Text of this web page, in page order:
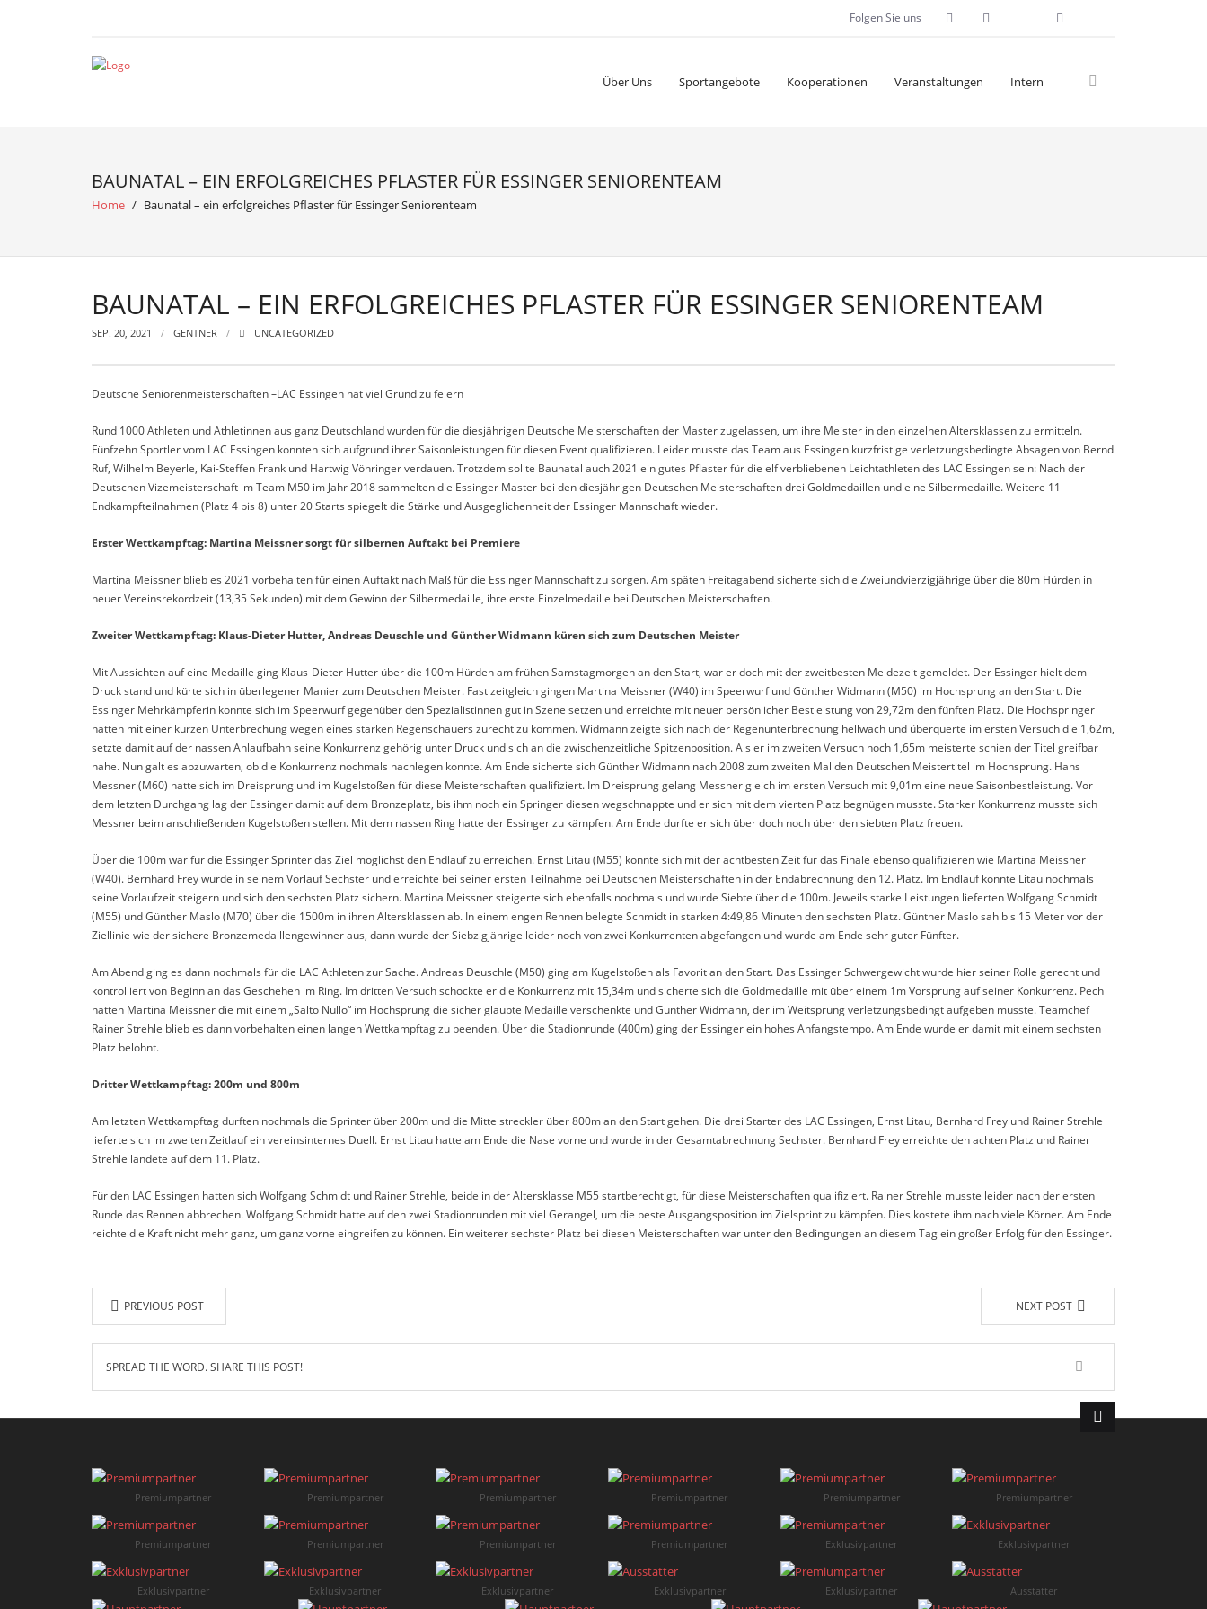
Folgen Sie uns
Über Uns Sportangebote Kooperationen Veranstaltungen Intern
BAUNATAL – EIN ERFOLGREICHES PFLASTER FÜR ESSINGER SENIORENTEAM
Home / Baunatal – ein erfolgreiches Pflaster für Essinger Seniorenteam
BAUNATAL – EIN ERFOLGREICHES PFLASTER FÜR ESSINGER SENIORENTEAM
SEP. 20, 2021 GENTNER UNCATEGORIZED
Deutsche Seniorenmeisterschaften –LAC Essingen hat viel Grund zu feiern
Rund 1000 Athleten und Athletinnen aus ganz Deutschland wurden für die diesjährigen Deutsche Meisterschaften der Master zugelassen, um ihre Meister in den einzelnen Altersklassen zu ermitteln.
Fünfzehn Sportler vom LAC Essingen konnten sich aufgrund ihrer Saisonleistungen für diesen Event qualifizieren. Leider musste das Team aus Essingen kurzfristige verletzungsbedingte Absagen von Bernd
Ruf, Wilhelm Beyerle, Kai-Steffen Frank und Hartwig Vöhringer verdauen. Trotzdem sollte Baunatal auch 2021 ein gutes Pflaster für die elf verbliebenen Leichtathleten des LAC Essingen sein: Nach der
Deutschen Vizemeisterschaft im Team M50 im Jahr 2018 sammelten die Essinger Master bei den diesjährigen Deutschen Meisterschaften drei Goldmedaillen und eine Silbermedaille. Weitere 11
Endkampfteilnahmen (Platz 4 bis 8) unter 20 Starts spiegelt die Stärke und Ausgeglichenheit der Essinger Mannschaft wieder.
Erster Wettkampftag: Martina Meissner sorgt für silbernen Auftakt bei Premiere
Martina Meissner blieb es 2021 vorbehalten für einen Auftakt nach Maß für die Essinger Mannschaft zu sorgen. Am späten Freitagabend sicherte sich die Zweiundvierzigjährige über die 80m Hürden in
neuer Vereinsrekordzeit (13,35 Sekunden) mit dem Gewinn der Silbermedaille, ihre erste Einzelmedaille bei Deutschen Meisterschaften.
Zweiter Wettkampftag: Klaus-Dieter Hutter, Andreas Deuschle und Günther Widmann küren sich zum Deutschen Meister
Mit Aussichten auf eine Medaille ging Klaus-Dieter Hutter über die 100m Hürden am frühen Samstagmorgen an den Start, war er doch mit der zweitbesten Meldezeit gemeldet. Der Essinger hielt dem
Druck stand und kürte sich in überlegener Manier zum Deutschen Meister. Fast zeitgleich gingen Martina Meissner (W40) im Speerwurf und Günther Widmann (M50) im Hochsprung an den Start. Die
Essinger Mehrkämpferin konnte sich im Speerwurf gegenüber den Spezialistinnen gut in Szene setzen und erreichte mit neuer persönlicher Bestleistung von 29,72m den fünften Platz. Die Hochspringer
hatten mit einer kurzen Unterbrechung wegen eines starken Regenschauers zurecht zu kommen. Widmann zeigte sich nach der Regenunterbrechung hellwach und überquerte im ersten Versuch die 1,62m,
setzte damit auf der nassen Anlaufbahn seine Konkurrenz gehörig unter Druck und sich an die zwischenzeitliche Spitzenposition. Als er im zweiten Versuch noch 1,65m meisterte schien der Titel greifbar
nahe. Nun galt es abzuwarten, ob die Konkurrenz nochmals nachlegen konnte. Am Ende sicherte sich Günther Widmann nach 2008 zum zweiten Mal den Deutschen Meistertitel im Hochsprung. Hans
Messner (M60) hatte sich im Dreisprung und im Kugelstoßen für diese Meisterschaften qualifiziert. Im Dreisprung gelang Messner gleich im ersten Versuch mit 9,01m eine neue Saisonbestleistung. Vor
dem letzten Durchgang lag der Essinger damit auf dem Bronzeplatz, bis ihm noch ein Springer diesen wegschnappte und er sich mit dem vierten Platz begnügen musste. Starker Konkurrenz musste sich
Messner beim anschließenden Kugelstoßen stellen. Mit dem nassen Ring hatte der Essinger zu kämpfen. Am Ende durfte er sich über doch noch über den siebten Platz freuen.
Über die 100m war für die Essinger Sprinter das Ziel möglichst den Endlauf zu erreichen. Ernst Litau (M55) konnte sich mit der achtbesten Zeit für das Finale ebenso qualifizieren wie Martina Meissner
(W40). Bernhard Frey wurde in seinem Vorlauf Sechster und erreichte bei seiner ersten Teilnahme bei Deutschen Meisterschaften in der Endabrechnung den 12. Platz. Im Endlauf konnte Litau nochmals
seine Vorlaufzeit steigern und sich den sechsten Platz sichern. Martina Meissner steigerte sich ebenfalls nochmals und wurde Siebte über die 100m. Jeweils starke Leistungen lieferten Wolfgang Schmidt
(M55) und Günther Maslo (M70) über die 1500m in ihren Altersklassen ab. In einem engen Rennen belegte Schmidt in starken 4:49,86 Minuten den sechsten Platz. Günther Maslo sah bis 15 Meter vor der
Ziellinie wie der sichere Bronzemedaillengewinner aus, dann wurde der Siebzigjährige leider noch von zwei Konkurrenten abgefangen und wurde am Ende sehr guter Fünfter.
Am Abend ging es dann nochmals für die LAC Athleten zur Sache. Andreas Deuschle (M50) ging am Kugelstoßen als Favorit an den Start. Das Essinger Schwergewicht wurde hier seiner Rolle gerecht und
kontrolliert von Beginn an das Geschehen im Ring. Im dritten Versuch schockte er die Konkurrenz mit 15,34m und sicherte sich die Goldmedaille mit über einem 1m Vorsprung auf seiner Konkurrenz. Pech
hatten Martina Meissner die mit einem „Salto Nullo“ im Hochsprung die sicher glaubte Medaille verschenkte und Günther Widmann, der im Weitsprung verletzungsbedingt aufgeben musste. Teamchef
Rainer Strehle blieb es dann vorbehalten einen langen Wettkampftag zu beenden. Über die Stadionrunde (400m) ging der Essinger ein hohes Anfangstempo. Am Ende wurde er damit mit einem sechsten
Platz belohnt.
Dritter Wettkampftag: 200m und 800m
Am letzten Wettkampftag durften nochmals die Sprinter über 200m und die Mittelstreckler über 800m an den Start gehen. Die drei Starter des LAC Essingen, Ernst Litau, Bernhard Frey und Rainer Strehle
lieferte sich im zweiten Zeitlauf ein vereinsinternes Duell. Ernst Litau hatte am Ende die Nase vorne und wurde in der Gesamtabrechnung Sechster. Bernhard Frey erreichte den achten Platz und Rainer
Strehle landete auf dem 11. Platz.
Für den LAC Essingen hatten sich Wolfgang Schmidt und Rainer Strehle, beide in der Altersklasse M55 startberechtigt, für diese Meisterschaften qualifiziert. Rainer Strehle musste leider nach der ersten
Runde das Rennen abbrechen. Wolfgang Schmidt hatte auf den zwei Stadionrunden mit viel Gerangel, um die beste Ausgangsposition im Zielsprint zu kämpfen. Dies kostete ihm nach viele Körner. Am Ende
reichte die Kraft nicht mehr ganz, um ganz vorne eingreifen zu können. Ein weiterer sechster Platz bei diesen Meisterschaften war unter den Bedingungen an diesem Tag ein großer Erfolg für den Essinger.
PREVIOUS POST NEXT POST
SPREAD THE WORD. SHARE THIS POST!
Premiumpartner Premiumpartner Premiumpartner Premiumpartner Premiumpartner Premiumpartner
Premiumpartner Premiumpartner Premiumpartner Premiumpartner Exklusivpartner Exklusivpartner
Exklusivpartner Exklusivpartner Exklusivpartner Exklusivpartner Exklusivpartner Ausstatter